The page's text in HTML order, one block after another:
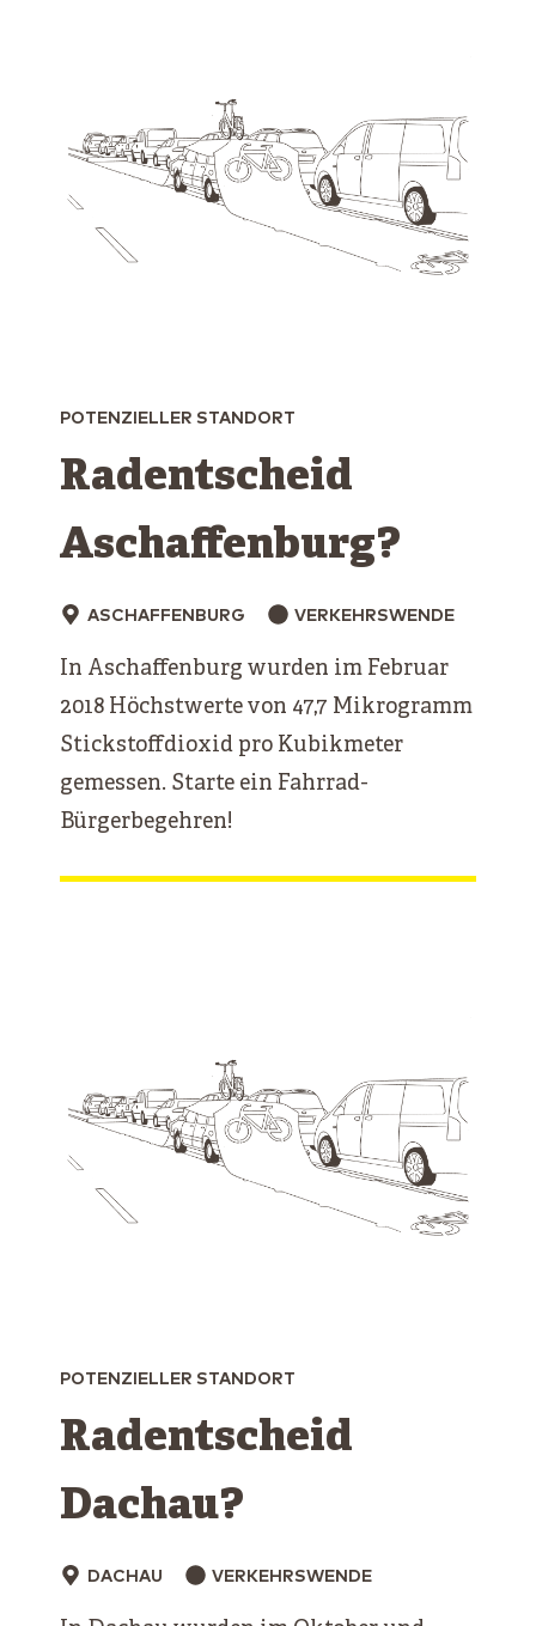
POTENZIELLER STANDORT
Radentscheid
Aschaffenburg?
ASCHAFFENBURG VERKEHRSWENDE
In Aschaffenburg wurden im Februar
2018 Höchstwerte von 47,7 Mikrogramm
Stickstoffdioxid pro Kubikmeter
gemessen. Starte ein Fahrrad-
Bürgerbegehren!
POTENZIELLER STANDORT
Radentscheid
Dachau?
DACHAU VERKEHRSWENDE